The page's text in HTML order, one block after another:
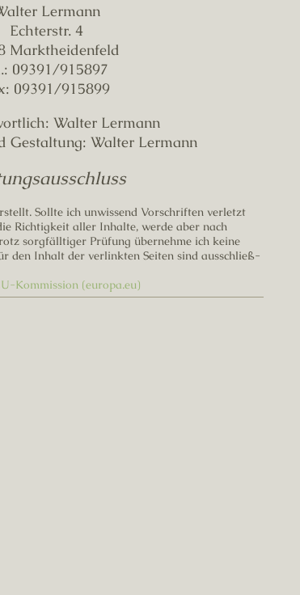
4
Walter Lermann
Walter Lermann
Sollte ich unwissend Vorschriften verletzt
Richtigkeit aller Inhalte, werde aber nach
sorgfälltiger Prüfung übernehme ich keine
den Inhalt der verlinkten Seiten sind ausschließ-
Kommission (europa.eu)